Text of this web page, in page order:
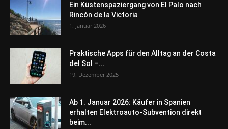
Ein Küstenspaziergang von El Palo nach
Rincón de la Victoria
1. Januar 2026
Praktische Apps für den Alltag an der Costa
del Sol –...
19. Dezember 2025
Ab 1. Januar 2026: Käufer in Spanien
erhalten Elektroauto-Subvention direkt
beim...